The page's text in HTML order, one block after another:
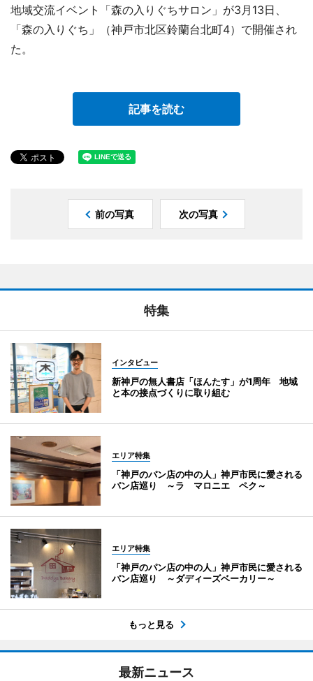
地域交流イベント「森の入りぐちサロン」が3月13日、
「森の入りぐち」（神戸市北区鈴蘭台北町4）で開催され
た。
記事を読む
前の写真 次の写真
特集
インタビュー
新神戸の無人書店「ほんたす」が1周年 地域
と本の接点づくりに取り組む
エリア特集
「神戸のパン店の中の人」神戸市民に愛される
パン店巡り ～ラ マロニエ ペク～
エリア特集
「神戸のパン店の中の人」神戸市民に愛される
パン店巡り ～ダディーズベーカリー～
もっと見る
最新ニュース